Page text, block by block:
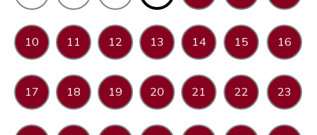
10 11 12 13 14 15 16
17 18 19 20 21 22 23